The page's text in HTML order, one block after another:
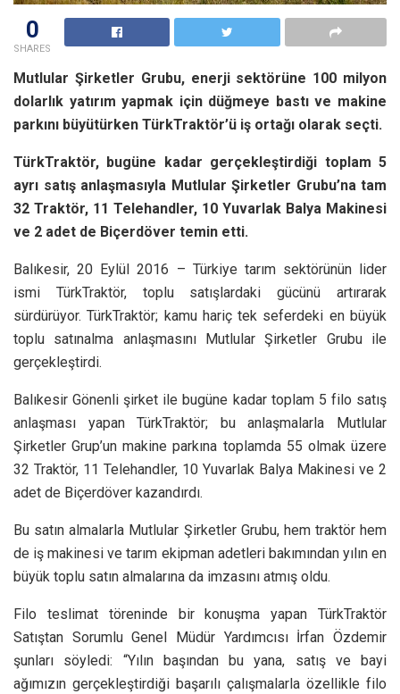
0
SHARES
Mutlular Şirketler Grubu, enerji sektörüne 100 milyon
dolarlık yatırım yapmak için düğmeye bastı ve makine
parkını büyütürken TürkTraktör’ü iş ortağı olarak seçti.
TürkTraktör, bugüne kadar gerçekleştirdiği toplam 5
ayrı satış anlaşmasıyla Mutlular Şirketler Grubu’na tam
32 Traktör, 11 Telehandler, 10 Yuvarlak Balya Makinesi
ve 2 adet de Biçerdöver temin etti.
Balıkesir, 20 Eylül 2016 – Türkiye tarım sektörünün lider
ismi TürkTraktör, toplu satışlardaki gücünü artırarak
sürdürüyor. TürkTraktör; kamu hariç tek seferdeki en büyük
toplu satınalma anlaşmasını Mutlular Şirketler Grubu ile
gerçekleştirdi.
Balıkesir Gönenli şirket ile bugüne kadar toplam 5 filo satış
anlaşması yapan TürkTraktör; bu anlaşmalarla Mutlular
Şirketler Grup’un makine parkına toplamda 55 olmak üzere
32 Traktör, 11 Telehandler, 10 Yuvarlak Balya Makinesi ve 2
adet de Biçerdöver kazandırdı.
Bu satın almalarla Mutlular Şirketler Grubu, hem traktör hem
de iş makinesi ve tarım ekipman adetleri bakımından yılın en
büyük toplu satın almalarına da imzasını atmış oldu.
Filo teslimat töreninde bir konuşma yapan TürkTraktör
Satıştan Sorumlu Genel Müdür Yardımcısı İrfan Özdemir
şunları söyledi: “Yılın başından bu yana, satış ve bayi
ağımızın gerçekleştirdiği başarılı çalışmalarla özellikle filo